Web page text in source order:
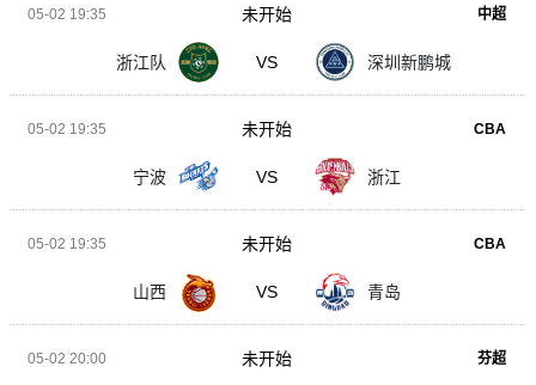
05-02 19:35 中超
浙江队 VS 深圳新鹏城
未开始
05-02 19:35 CBA
宁波 VS 浙江
未开始
05-02 19:35 CBA
山西 VS 青岛
未开始
05-02 20:00 芬超
未开始